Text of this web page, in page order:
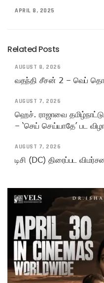
APRIL 8, 2025
Related Posts
AUGUST 8, 2026
வதந்தி சீசன் 2 – வெப்
AUGUST 7, 2026
ஹெச். ராஜாவை
– ‘செய் செய்யாதே’ பட
AUGUST 7, 2026
டிசி (DC) திரைப்பட